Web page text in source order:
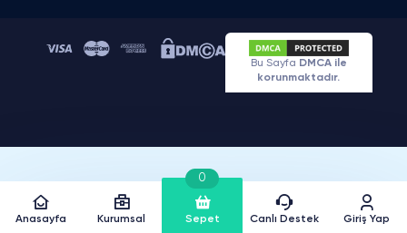
Bu Sayfa DMCA ile
korunmaktadır.
Anasayfa Kurumsal Sepet
0
Canlı Destek Giriş Yap